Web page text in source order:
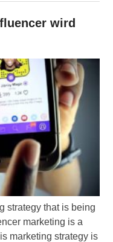
wird
strategy that is being
marketing is a
marketing strategy is